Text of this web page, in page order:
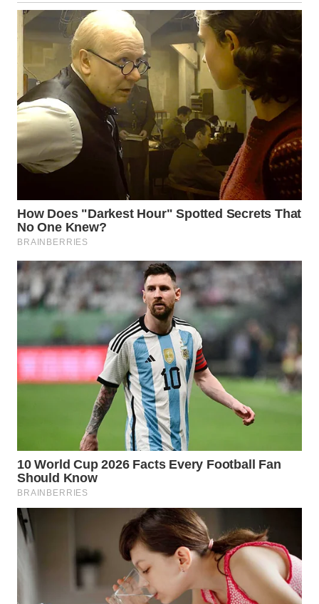
TANJUNG
LESUNG
WN
KARO
WN
SIMALUNGUN
WN
TAPANULI
TENGAH
WN DELI
SERDANG
TEBING
WN
KARAWANG